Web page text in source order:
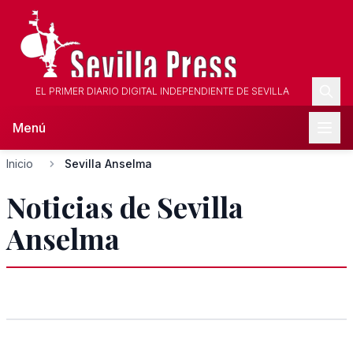
EL PRIMER DIARIO DIGITAL INDEPENDIENTE DE SEVILLA
Menú
Inicio Sevilla Anselma
Noticias de Sevilla
Anselma